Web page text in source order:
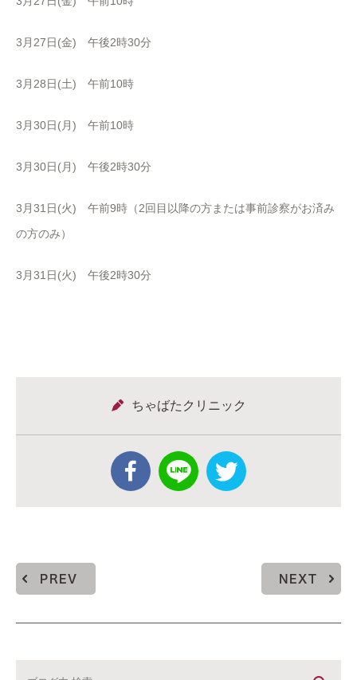
3月27日(金) 午後2時30分
3月28日(土) 午前10時
3月30日(月) 午前10時
3月30日(月) 午後2時30分
3月31日(火) 午前9時（2回目以降の方または事前診察がお済み
の方のみ）
3月31日(火) 午後2時30分
ちゃばたクリニック
PREV NEXT